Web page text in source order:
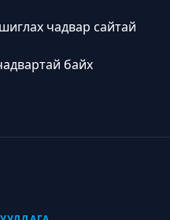
чадвар сайтай
байх